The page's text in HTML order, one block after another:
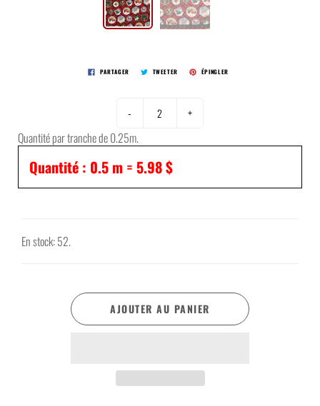
PARTAGER TWEETER ÉPINGLER
-
+
Quantité par tranche de 0.25m.
Quantité : 0.5 m = 5.98 $
En stock: 52.
AJOUTER AU PANIER